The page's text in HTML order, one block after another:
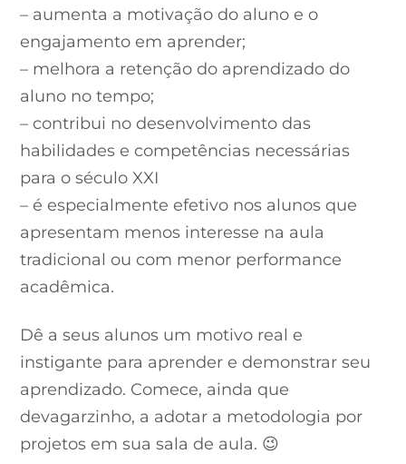
– aumenta a motivação do aluno e o
engajamento em aprender;
– melhora a retenção do aprendizado do
aluno no tempo;
– contribui no desenvolvimento das
habilidades e competências necessárias
para o século XXI
– é especialmente efetivo nos alunos que
apresentam menos interesse na aula
tradicional ou com menor performance
acadêmica.
Dê a seus alunos um motivo real e
instigante para aprender e demonstrar seu
aprendizado. Comece, ainda que
devagarzinho, a adotar a metodologia por
projetos em sua sala de aula. 😉